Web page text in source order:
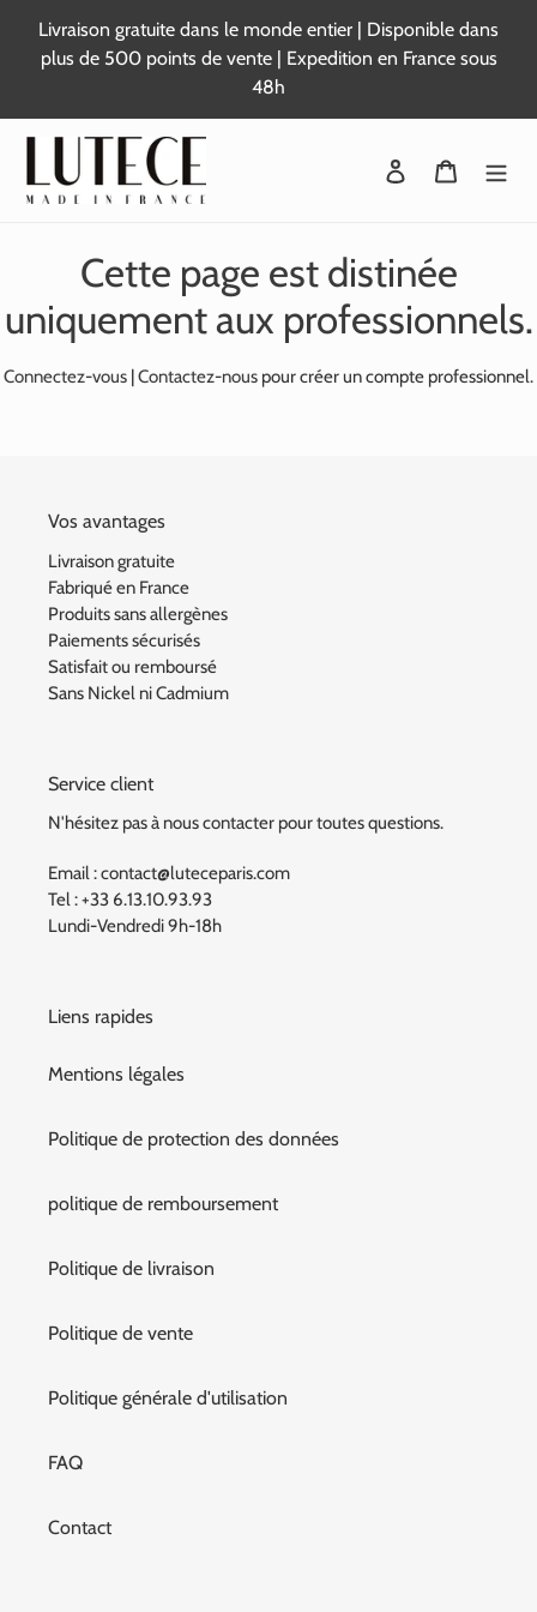
contenu
Livraison gratuite dans le monde entier | Disponible dans
plus de 500 points de vente | Expedition en France sous
48h
Se connecter
Panier
Cette page est distinée
uniquement aux professionnels.
Connectez-vous Contactez-nous pour créer un compte professionnel.
Vos avantages
Livraison gratuite
Fabriqué en France
Produits sans allergènes
Paiements sécurisés
Satisfait ou remboursé
Sans Nickel ni Cadmium
Service client
N'hésitez pas à nous contacter pour toutes questions.
Email : contact@luteceparis.com
Tel : +33 6.13.10.93.93
Lundi-Vendredi 9h-18h
Liens rapides
Mentions légales
Politique de protection des données
politique de remboursement
Politique de livraison
Politique de vente
Politique générale d'utilisation
FAQ
Contact